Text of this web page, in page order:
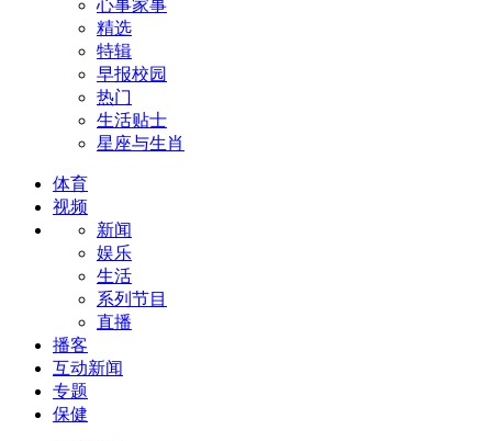
心事家事
精选
特辑
早报校园
热门
生活贴士
星座与生肖
体育
视频
新闻
娱乐
生活
系列节目
直播
播客
互动新闻
专题
保健